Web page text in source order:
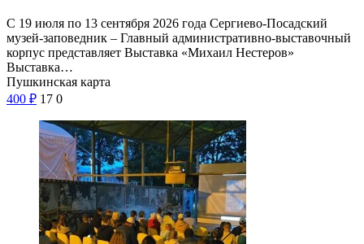
С 19 июля по 13 сентября 2026 года Сергиево-Посадский
музей-заповедник – Главный административно-выставочный
корпус представляет Выставка «Михаил Нестеров»
Выставка…
Пушкинская карта
400 ₽ 17 0